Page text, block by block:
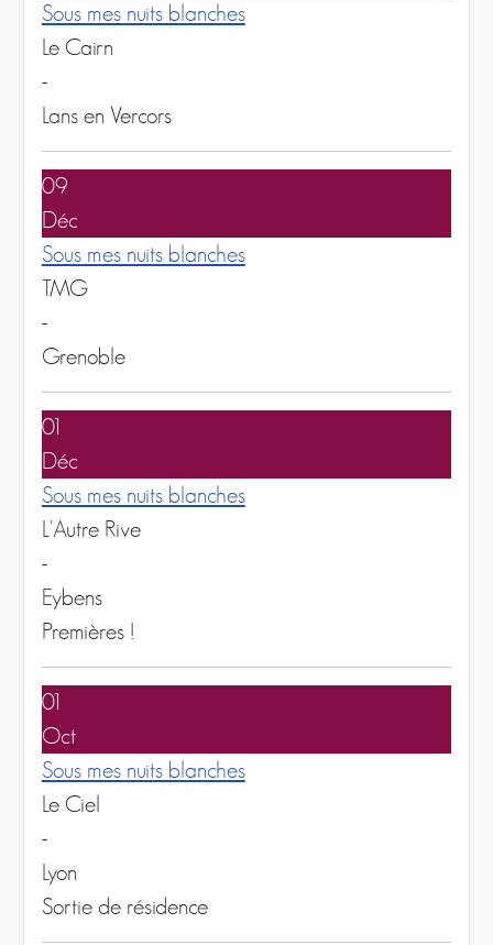
Sous mes nuits blanches
Le Cairn
-
Lans en Vercors
09
Déc
Sous mes nuits blanches
TMG
-
Grenoble
01
Déc
Sous mes nuits blanches
L'Autre Rive
-
Eybens
Premières !
01
Oct
Sous mes nuits blanches
Le Ciel
-
Lyon
Sortie de résidence